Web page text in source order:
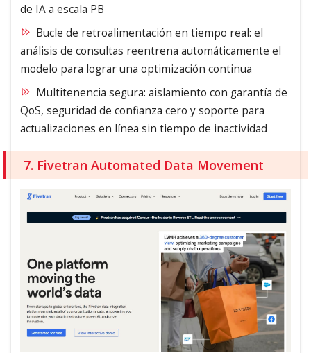
de IA a escala PB
Bucle de retroalimentación en tiempo real: el
análisis de consultas reentrena automáticamente el
modelo para lograr una optimización continua
Multitenencia segura: aislamiento con garantía de
QoS, seguridad de confianza cero y soporte para
actualizaciones en línea sin tiempo de inactividad
7. Fivetran Automated Data Movement